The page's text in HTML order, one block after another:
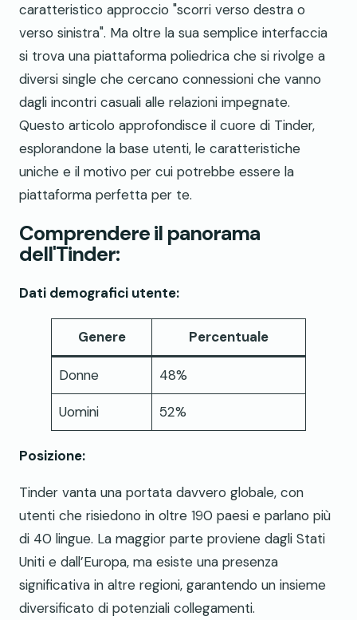
caratteristico approccio "scorri verso destra o
verso sinistra". Ma oltre la sua semplice interfaccia
si trova una piattaforma poliedrica che si rivolge a
diversi single che cercano connessioni che vanno
dagli incontri casuali alle relazioni impegnate.
Questo articolo approfondisce il cuore di Tinder,
esplorandone la base utenti, le caratteristiche
uniche e il motivo per cui potrebbe essere la
piattaforma perfetta per te.
Comprendere il panorama
dell'Tinder:
Dati demografici utente:
Genere Percentuale
Donne 48%
Uomini 52%
Posizione:
Tinder vanta una portata davvero globale, con
utenti che risiedono in oltre 190 paesi e parlano più
di 40 lingue. La maggior parte proviene dagli Stati
Uniti e dall’Europa, ma esiste una presenza
significativa in altre regioni, garantendo un insieme
diversificato di potenziali collegamenti.